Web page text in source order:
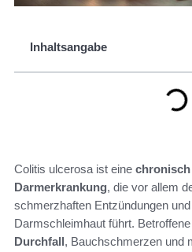
Inhaltsangabe
Colitis ulcerosa ist eine
Darmerkrankung, die vor allem
schmerzhaften Entzündungen
Darmschleimhaut führt.
Durchfall, Bauchschmerzen und